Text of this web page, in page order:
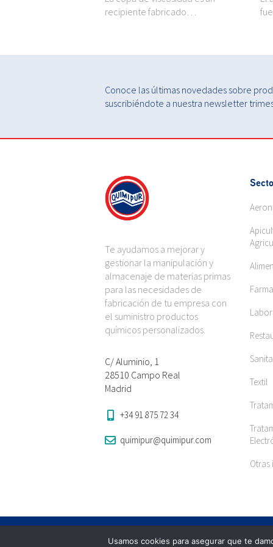
recipiente fabricado…
Conoce las últimas novedades sobre
suscribiéndote a nuestra newsletter
Te ayudamos a mejorar y
gestionar la manipulación y
almacenaje de materias primas
para las necesidades de
fabricación de tu empresa con
el suministro productos
químicos personalizados.
C/ Aluminio, 1
28510 Campo Real
Madrid
+34 91 875 72 34
quimipur@quimipur.com
Textil
Otras
Quimipur S.L.U. © 2024Usamos cookies para asegurar que te